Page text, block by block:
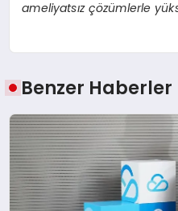
ameliyatsız çözümlerle
Benzer Haberler